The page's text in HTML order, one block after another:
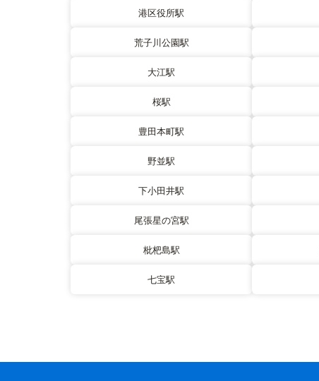
港区役所駅
荒子川公園駅
大江駅
桜駅
豊田本町駅
野並駅
下小田井駅
尾張星の宮駅
枇杷島駅
七宝駅